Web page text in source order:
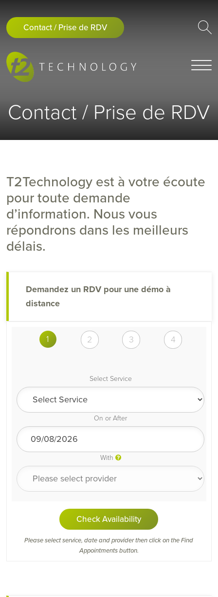
Contact / Prise de RDV
Contact / Prise de RDV
T2Technology est à votre écoute
pour toute demande
d’information. Nous vous
répondrons dans les meilleurs
délais.
Demandez un RDV pour une démo à
distance
1 2 3 4
Select Service
On or After
With
Check Availability
Please select service, date and provider then click on the Find
Appointments button.